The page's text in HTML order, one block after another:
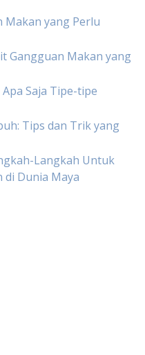
Makan yang Perlu
Gangguan Makan yang
Saja Tipe-tipe
Tips dan Trik yang
Langkah Untuk
di Dunia Maya